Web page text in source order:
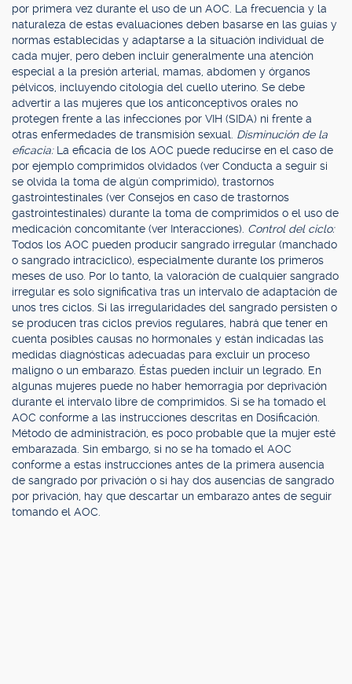
por primera vez durante el uso de un AOC. La frecuencia y la
naturaleza de estas evaluaciones deben basarse en las guías y
normas establecidas y adaptarse a la situación individual de
cada mujer, pero deben incluir generalmente una atención
especial a la presión arterial, mamas, abdomen y órganos
pélvicos, incluyendo citología del cuello uterino. Se debe
advertir a las mujeres que los anticonceptivos orales no
protegen frente a las infecciones por VIH (SIDA) ni frente a
otras enfermedades de transmisión sexual. Disminución de la
eficacia: La eficacia de los AOC puede reducirse en el caso de
por ejemplo comprimidos olvidados (ver Conducta a seguir si
se olvida la toma de algún comprimido), trastornos
gastrointestinales (ver Consejos en caso de trastornos
gastrointestinales) durante la toma de comprimidos o el uso de
medicación concomitante (ver Interacciones). Control del ciclo:
Todos los AOC pueden producir sangrado irregular (manchado
o sangrado intracíclico), especialmente durante los primeros
meses de uso. Por lo tanto, la valoración de cualquier sangrado
irregular es solo significativa tras un intervalo de adaptación de
unos tres ciclos. Si las irregularidades del sangrado persisten o
se producen tras ciclos previos regulares, habrá que tener en
cuenta posibles causas no hormonales y están indicadas las
medidas diagnósticas adecuadas para excluir un proceso
maligno o un embarazo. Éstas pueden incluir un legrado. En
algunas mujeres puede no haber hemorragia por deprivación
durante el intervalo libre de comprimidos. Si se ha tomado el
AOC conforme a las instrucciones descritas en Dosificación.
Método de administración, es poco probable que la mujer esté
embarazada. Sin embargo, si no se ha tomado el AOC
conforme a estas instrucciones antes de la primera ausencia
de sangrado por privación o si hay dos ausencias de sangrado
por privación, hay que descartar un embarazo antes de seguir
tomando el AOC.